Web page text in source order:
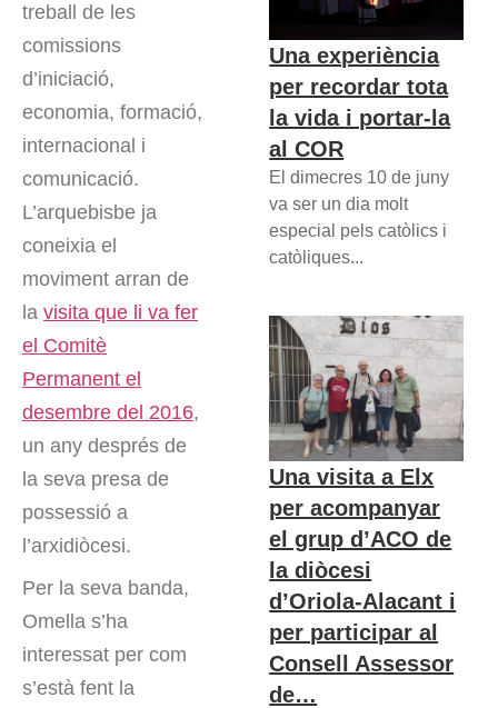
treball de les
comissions
d’iniciació,
economia, formació,
internacional i
comunicació.
L’arquebisbe ja
coneixia el
moviment arran de
la visita que li va fer
el Comitè
Permanent el
desembre del 2016,
un any després de
la seva presa de
possessió a
l’arxidiòcesi.
Per la seva banda,
Omella s’ha
interessat per com
s’està fent la
Una experiència
per recordar tota
la vida i portar-la
al COR
El dimecres 10 de juny
va ser un dia molt
especial pels catòlics i
catòliques...
Una visita a Elx
per acompanyar
el grup d’ACO de
la diòcesi
d’Oriola-Alacant i
per participar al
Consell Assessor
de…